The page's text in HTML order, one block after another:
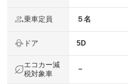
乗車定員 ５名
ドア 5D
エコカー減
税対象車
－